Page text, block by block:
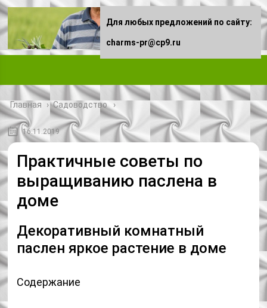
Главная › Садоводство
16.11.2019
Практичные советы по
выращиванию паслена в
доме
Декоративный комнатный
паслен яркое растение в доме
Содержание
Для любых предложений по сайту:
charms-pr@cp9.ru